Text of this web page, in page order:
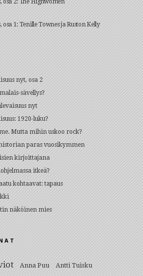
osa 2: The Highwomen
osa 1: Tenille Townes ja Ruston Kelly
nyt, osa 2
sävellys?
nyt
1920-luku?
Mutta mihin uskoo rock?
paras vuosikymmen
kirjoittajana
itkeä?
kohtaavat: tapaus
näköinen mies
Anna Puu Antti Tuisku